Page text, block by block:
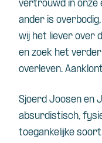
vertrouwd in onze
ander is
wij het liever over
en zoek het
overleven.
Sjoerd Joosen en
absurdistisch,
toegankelijke